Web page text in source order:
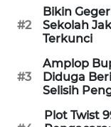
#2
Bikin
Sekolah
Terkunci
#3
Amplop
Diduga
Selisih
Plot Twist
SIDIKALANG
NEWS
SIBARAGAS
NEWS